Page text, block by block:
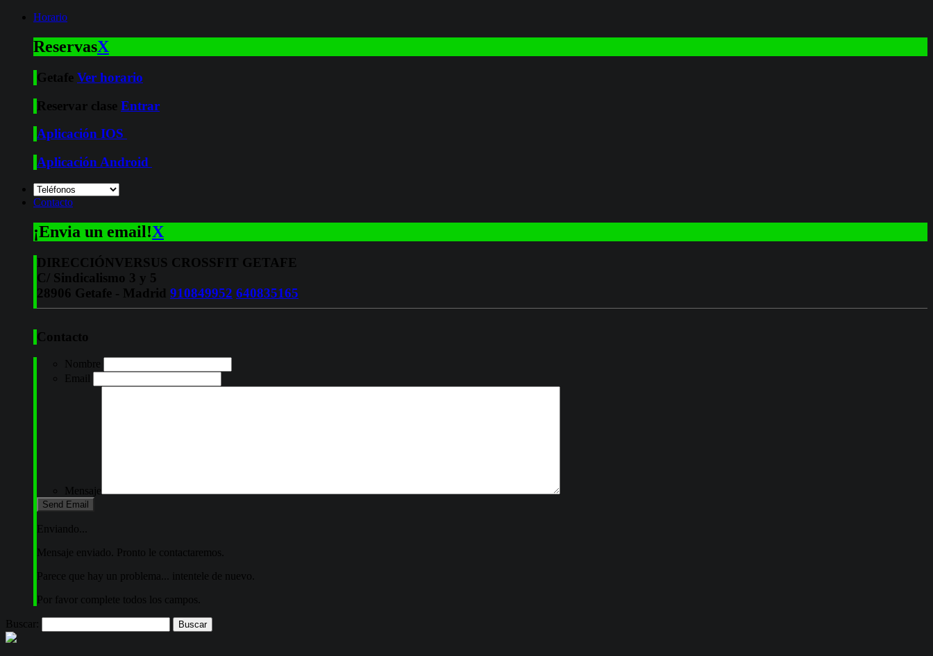
Horario
ReservasX
Getafe Ver horario
Reservar clase Entrar
Aplicación IOS
Aplicación Android
Contacto
¡Envia un email!X
DIRECCIÓNVERSUS CROSSFIT GETAFE
C/ Sindicalismo 3 y 5
28906 Getafe - Madrid 910849952 640835165
Contacto
Nombre
Email
Mensaje
Enviando...
Mensaje enviado. Pronto le contactaremos.
Parece que hay un problema... intentele de nuevo.
Por favor complete todos los campos.
Buscar: